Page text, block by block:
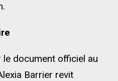
document officiel au
Barrier revit